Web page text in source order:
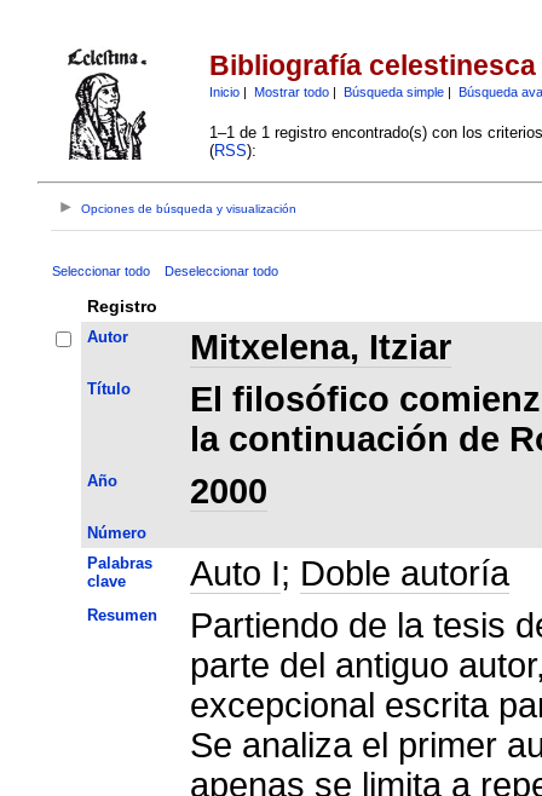
Bibliografía celestinesca
Inicio| Mostrar todo| Búsqueda simple| Búsqueda
1–1 de 1 registro encontrado(s) con los
(RSS):
Opciones de búsqueda y visualización
Seleccionar todo Deseleccionar todo
Registro
Autor Mitxelena, Itziar
Título
El filosófico
la continuación de
Año 2000
Número
Palabras
clave
Auto I; Doble autoría
Resumen
Partiendo de la tesis
parte del antiguo
excepcional escrita
Se analiza el primer
apenas se limita a